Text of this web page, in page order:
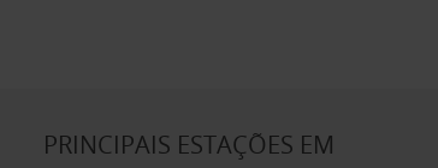
PRINCIPAIS ESTAÇÕES EM